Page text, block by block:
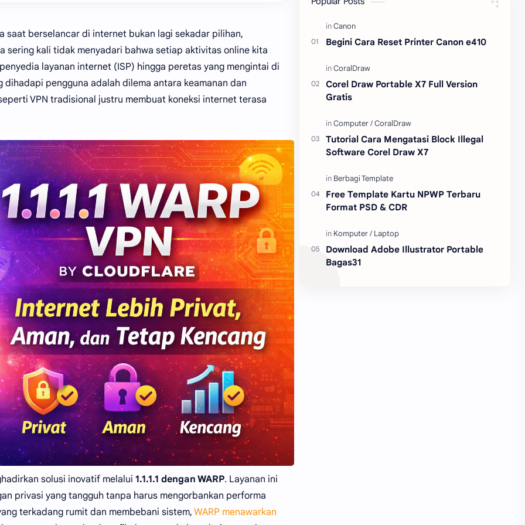
saat berselancar di internet bukan lagi sekadar pilihan,
sering kali tidak menyadari bahwa setiap aktivitas online kita
layanan internet (ISP) hingga peretas yang mengintai di
pengguna adalah dilema antara keamanan dan
VPN tradisional justru membuat koneksi internet terasa
solusi inovatif melalui 1.1.1.1 dengan WARP. Layanan ini
privasi yang tangguh tanpa harus mengorbankan performa
terkadang rumit dan membebani sistem, WARP menawarkan
CoralDraw
Begini Cara Reset Printer Canon e410
Corel Draw Portable X7 Full Version
Gratis
Tutorial Cara Mengatasi Block Illegal
Software Corel Draw X7
Free Template Kartu NPWP Terbaru
Format PSD & CDR
Download Adobe Illustrator Portable
Bagas31